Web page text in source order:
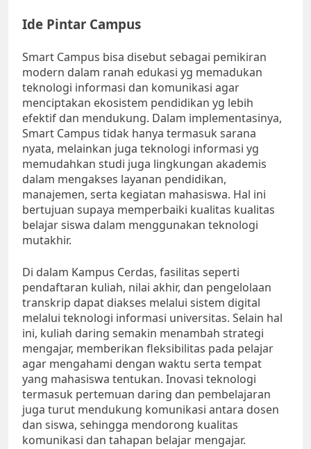
Ide Pintar Campus
Smart Campus bisa disebut sebagai pemikiran
modern dalam ranah edukasi yg memadukan
teknologi informasi dan komunikasi agar
menciptakan ekosistem pendidikan yg lebih
efektif dan mendukung. Dalam implementasinya,
Smart Campus tidak hanya termasuk sarana
nyata, melainkan juga teknologi informasi yg
memudahkan studi juga lingkungan akademis
dalam mengakses layanan pendidikan,
manajemen, serta kegiatan mahasiswa. Hal ini
bertujuan supaya memperbaiki kualitas kualitas
belajar siswa dalam menggunakan teknologi
mutakhir.
Di dalam Kampus Cerdas, fasilitas seperti
pendaftaran kuliah, nilai akhir, dan pengelolaan
transkrip dapat diakses melalui sistem digital
melalui teknologi informasi universitas. Selain hal
ini, kuliah daring semakin menambah strategi
mengajar, memberikan fleksibilitas pada pelajar
agar mengahami dengan waktu serta tempat
yang mahasiswa tentukan. Inovasi teknologi
termasuk pertemuan daring dan pembelajaran
juga turut mendukung komunikasi antara dosen
dan siswa, sehingga mendorong kualitas
komunikasi dan tahapan belajar mengajar.